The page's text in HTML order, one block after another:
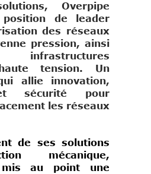
Overpipe
de leader
des réseaux
pression, ainsi
tension. Un
allie innovation,
sécurité pour
les réseaux
de ses solutions
mécanique,
au point une